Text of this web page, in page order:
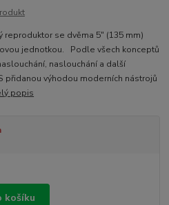
reproduktor se dvěma 5″ (135 mm)
jednotkou. Podle všech konceptů
naslouchání a další
přidanou výhodou moderních nástrojů
popis
košíku